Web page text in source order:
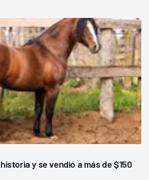
y se vendió a más de $150